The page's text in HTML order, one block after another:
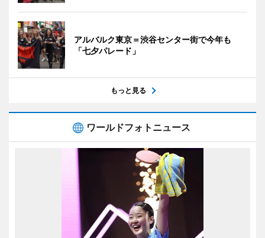
アルバルク東京＝渋谷センター街で今年も
「七夕パレード」
もっと見る
ワールドフォトニュース